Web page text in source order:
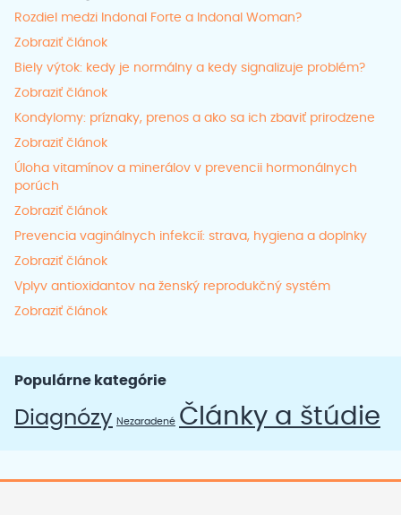
Rozdiel medzi Indonal Forte a Indonal Woman?
Zobraziť článok
Biely výtok: kedy je normálny a kedy signalizuje problém?
Zobraziť článok
Kondylomy: príznaky, prenos a ako sa ich zbaviť prirodzene
Zobraziť článok
Úloha vitamínov a minerálov v prevencii hormonálnych
porúch
Zobraziť článok
Prevencia vaginálnych infekcií: strava, hygiena a doplnky
Zobraziť článok
Vplyv antioxidantov na ženský reprodukčný systém
Zobraziť článok
Populárne kategórie
Diagnózy Nezaradené Články a štúdie